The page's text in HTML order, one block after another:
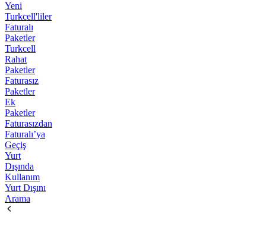
Yeni
Turkcell'liler
Faturalı
Paketler
Turkcell
Rahat
Paketler
Faturasız
Paketler
Ek
Paketler
Faturasızdan
Faturalı’ya
Geçiş
Yurt
Dışında
Kullanım
Yurt Dışını
Arama